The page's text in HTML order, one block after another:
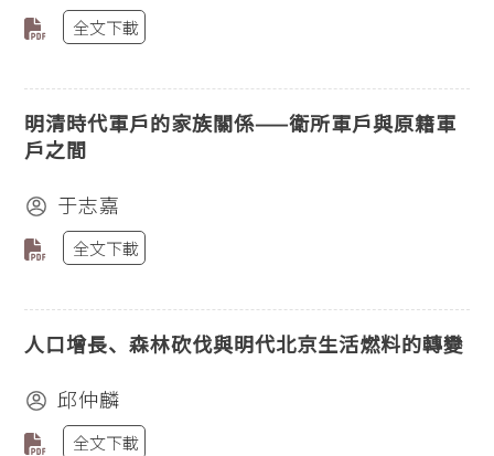
全文下載
明清時代軍戶的家族關係——衛所軍戶與原籍軍
戶之間
于志嘉
全文下載
人口增長、森林砍伐與明代北京生活燃料的轉變
邱仲麟
全文下載